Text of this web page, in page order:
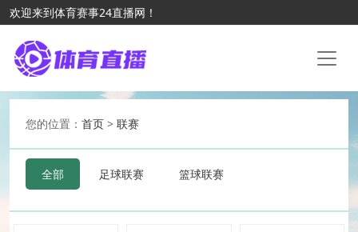
欢迎来到体育赛事24直播网！
您的位置： 首页 > 联赛
全部 足球联赛 篮球联赛